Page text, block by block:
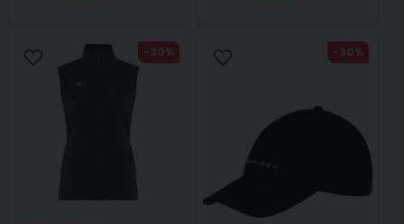
-30% -30%